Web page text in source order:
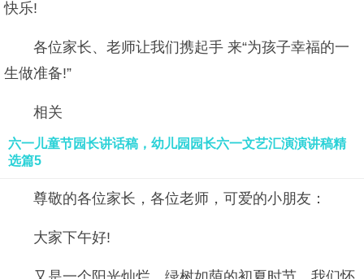
快乐!
各位家长、老师让我们携起手 来“为孩子幸福的一
生做准备!”
相关
六一儿童节园长讲话稿，幼儿园园长六一文艺汇演演讲稿精
选篇5
尊敬的各位家长，各位老师，可爱的小朋友：
大家下午好!